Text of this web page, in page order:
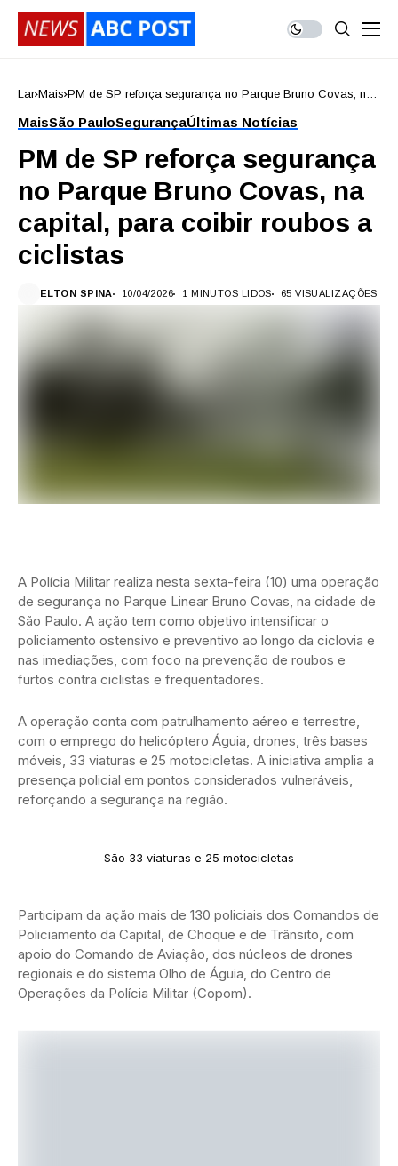
Lar Mais PM de SP reforça segurança no Parque Bruno Covas, na
MaisSão PauloSegurançaÚltimas Notícias
PM de SP reforça segurança
no Parque Bruno Covas, na
capital, para coibir roubos a
ciclistas
ELTON SPINA 10/04/2026 1 MINUTOS LIDOS 65 VISUALIZAÇÕES
A Polícia Militar realiza nesta sexta-feira (10) uma operação
de segurança no Parque Linear Bruno Covas, na cidade de
São Paulo. A ação tem como objetivo intensificar o
policiamento ostensivo e preventivo ao longo da ciclovia e
nas imediações, com foco na prevenção de roubos e
furtos contra ciclistas e frequentadores.
A operação conta com patrulhamento aéreo e terrestre,
com o emprego do helicóptero Águia, drones, três bases
móveis, 33 viaturas e 25 motocicletas. A iniciativa amplia a
presença policial em pontos considerados vulneráveis,
reforçando a segurança na região.
São 33 viaturas e 25 motocicletas
Participam da ação mais de 130 policiais dos Comandos de
Policiamento da Capital, de Choque e de Trânsito, com
apoio do Comando de Aviação, dos núcleos de drones
regionais e do sistema Olho de Águia, do Centro de
Operações da Polícia Militar (Copom).